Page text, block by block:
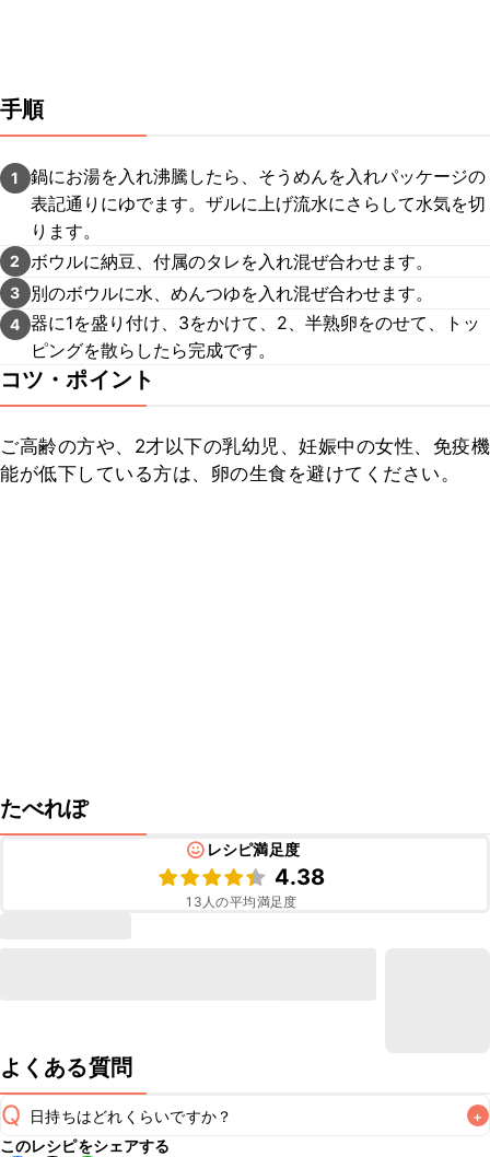
手順
1
鍋にお湯を入れ沸騰したら、そうめんを入れパッケージの
表記通りにゆでます。ザルに上げ流水にさらして水気を切
ります。
2 ボウルに納豆、付属のタレを入れ混ぜ合わせます。
3 別のボウルに水、めんつゆを入れ混ぜ合わせます。
4 器に1を盛り付け、3をかけて、2、半熟卵をのせて、トッ
ピングを散らしたら完成です。
コツ・ポイント
ご高齢の方や、2才以下の乳幼児、妊娠中の女性、免疫機
能が低下している方は、卵の生食を避けてください。
たべれぽ
レシピ満足度
4.38
13 人の平均満足度
よくある質問
Q 日持ちはどれくらいですか？ +
このレシピをシェアする